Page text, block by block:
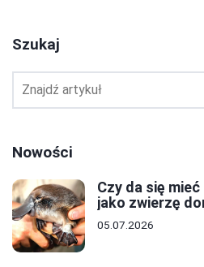
Szukaj
Nowości
Czy da się
jako zwierzę
05.07.2026